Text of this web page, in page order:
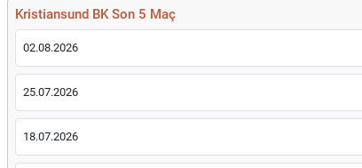
Kristiansund BK Son 5 Maç
02.08.2026
25.07.2026
18.07.2026